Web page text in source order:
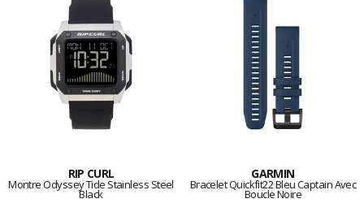
RIP CURL
Montre Odyssey Tide Stainless Steel
Black
GARMIN
Bracelet Quickfit22 Bleu Captain Avec
Boucle Noire